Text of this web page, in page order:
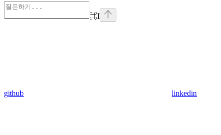
⌘I
github linkedin